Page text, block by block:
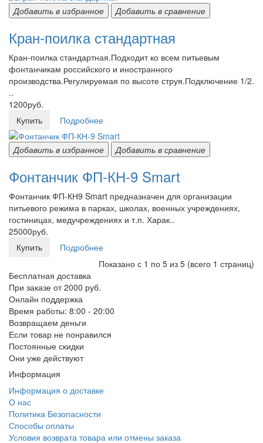
Добавить в избранное Добавить в сравнение
Кран-поилка стандартная
Кран-поилка стандартная.Подходит ко всем питьевым
фонтанчикам российского и иностранного
производства.Регулируемая по высоте струя.Подключение 1/2.
..
1200руб.
Купить
Подробнее
Добавить в избранное Добавить в сравнение
Фонтанчик ФП-КН-9 Smart
Фонтанчик ФП-КН9 Smart предназначен для организации
питьевого режима в парках, школах, военных учреждениях,
гостиницах, медучреждениях и т.п. Харак..
25000руб.
Купить
Подробнее
Показано с 1 по 5 из 5 (всего 1 страниц)
Бесплатная доставка
При заказе от 2000 руб.
Онлайн поддержка
Время работы: 8:00 - 20:00
Возвращаем деньги
Если товар не понравился
Постоянные скидки
Они уже действуют
Информация
Информация о доставке
О нас
Политика Безопасности
Способы оплаты
Условия возврата товара или отмены заказа